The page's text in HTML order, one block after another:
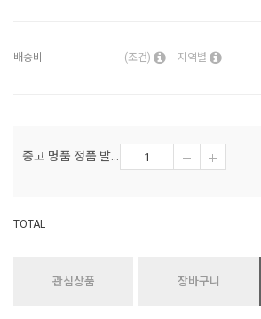
배송비 (조건) 지역별
중고 명품 정품 발렌시아가 모터백 미니
TOTAL
관심상품 장바구니